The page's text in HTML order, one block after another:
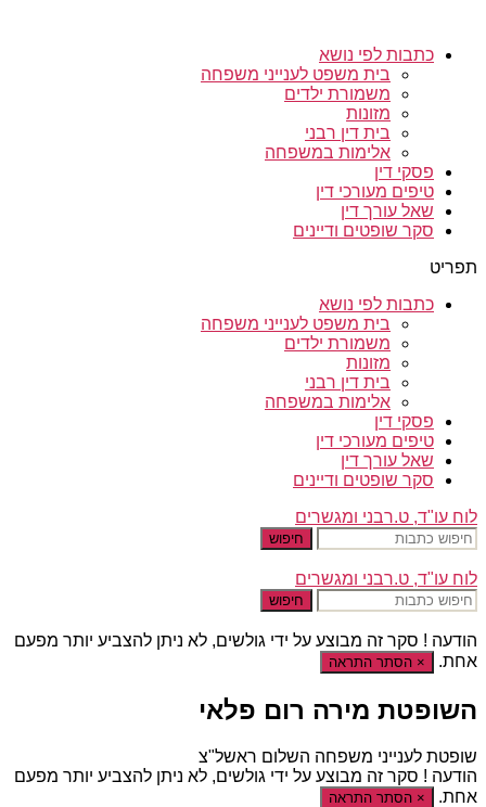
כתבות לפי נושא
בית משפט לענייני משפחה
משמורת ילדים
מזונות
בית דין רבני
אלימות במשפחה
פסקי דין
טיפים מעורכי דין
שאל עורך דין
סקר שופטים ודיינים
תפריט
כתבות לפי נושא
בית משפט לענייני משפחה
משמורת ילדים
מזונות
בית דין רבני
אלימות במשפחה
פסקי דין
טיפים מעורכי דין
שאל עורך דין
סקר שופטים ודיינים
לוח עו"ד, ט.רבני ומגשרים
חיפוש
לוח עו"ד, ט.רבני ומגשרים
חיפוש
הודעה ! סקר זה מבוצע על ידי גולשים, לא ניתן להצביע יותר מפעם
אחת.
× הסתר התראה
השופטת מירה רום פלאי
שופטת לענייני משפחה השלום ראשל"צ
הודעה ! סקר זה מבוצע על ידי גולשים, לא ניתן להצביע יותר מפעם
אחת.
× הסתר התראה